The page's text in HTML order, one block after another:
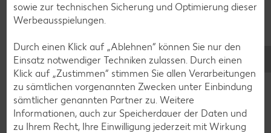
sowie zur technischen Sicherung und Optimierung dieser
Werbeausspielungen.
Durch einen Klick auf „Ablehnen“ können Sie nur den
Einsatz notwendiger Techniken zulassen. Durch einen
Klick auf „Zustimmen“ stimmen Sie allen Verarbeitungen
zu sämtlichen vorgenannten Zwecken unter Einbindung
sämtlicher genannten Partner zu. Weitere
Informationen, auch zur Speicherdauer der Daten und
zu Ihrem Recht, Ihre Einwilligung jederzeit mit Wirkung